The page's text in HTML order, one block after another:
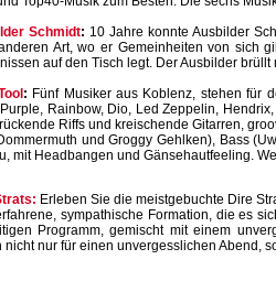
Schmidt: 10 Jahre konnte Ausbilder
Art, wo er Gemeinheiten von sich
auf den Tisch legt. Der Ausbilder
: Fünf Musiker aus Koblenz, stehen für
Rainbow, Dio, Led Zeppelin,
Riffs und kreischende Gitarren,
und Groggy Gehlken), Bass
mit Headbangen und Gänsehautfeeling.
Erleben Sie die meistgebuchte Dire
sympathische Formation, die es
Programm, gemischt mit einem
nicht nur für einen unvergesslichen Abend,